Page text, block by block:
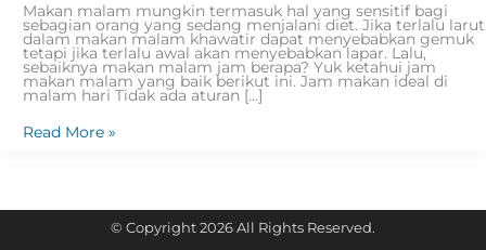
Makan malam mungkin termasuk hal yang sensitif bagi
sebagian orang yang sedang menjalani diet. Jika terlalu larut
dalam makan malam khawatir dapat menyebabkan gemuk
tetapi jika terlalu awal akan menyebabkan lapar. Lalu,
sebaiknya makan malam jam berapa? Yuk ketahui jam
makan malam yang baik berikut ini. Jam makan ideal di
malam hari Tidak ada aturan […]
Read More »
© Copyright 2026 All Rights Reserved.